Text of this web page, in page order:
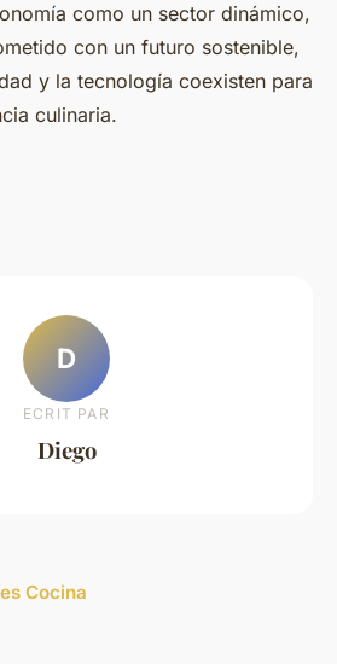
como un sector dinámico,
con un futuro sostenible,
y la tecnología coexisten para
culinaria.
D
ECRIT PAR
Diego
Cocina